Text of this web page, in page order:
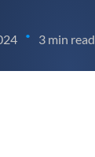
• 3 min read